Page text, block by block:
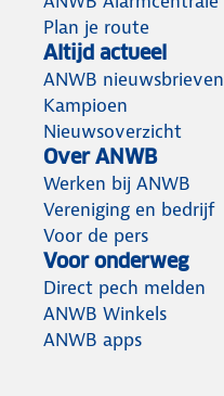
Plan je route
Altijd actueel
ANWB nieuwsbrieven
Kampioen
Nieuwsoverzicht
Over ANWB
Werken bij ANWB
Vereniging en bedrijf
Voor de pers
Voor onderweg
Direct pech melden
ANWB Winkels
ANWB apps